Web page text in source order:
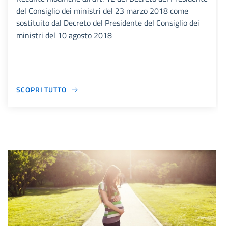
del Consiglio dei ministri del 23 marzo 2018 come
sostituito dal Decreto del Presidente del Consiglio dei
ministri del 10 agosto 2018
SCOPRI TUTTO